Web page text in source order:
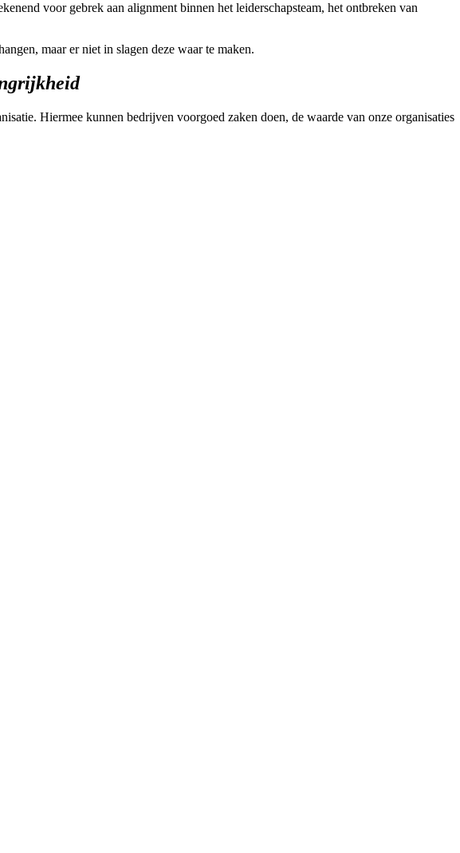
voor gebrek aan alignment binnen het leiderschapsteam, het ontbreken van
maar er niet in slagen deze waar te maken.
Hiermee kunnen bedrijven voorgoed zaken doen, de waarde van onze organisaties